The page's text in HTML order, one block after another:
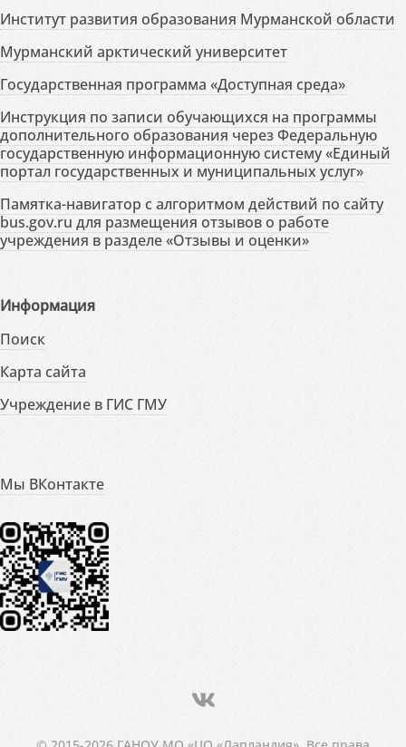
Институт развития образования Мурманской области
Мурманский арктический университет
Государственная программа «Доступная среда»
Инструкция по записи обучающихся на программы
дополнительного образования через Федеральную
государственную информационную систему «Единый
портал государственных и муниципальных услуг»
Памятка-навигатор с алгоритмом действий по сайту
bus.gov.ru для размещения отзывов о работе
учреждения в разделе «Отзывы и оценки»
Информация
Поиск
Карта сайта
Учреждение в ГИС ГМУ
Мы ВКонтакте